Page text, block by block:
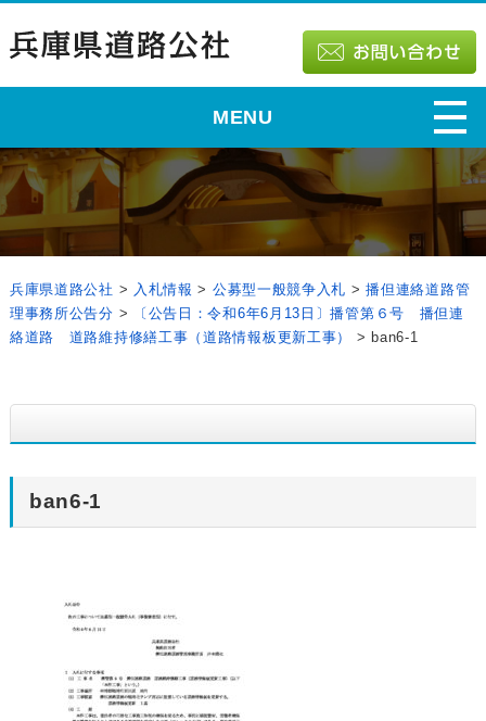
MENU
兵庫県道路公社 > 入札情報 > 公募型一般競争入札 >播但連絡道路管
理事務所公告分 >
〔公告日：令和6年6月13日〕播管第６号 播但連
絡道路 道路維持修繕工事（道路情報板更新工事）
> ban6-1
ban6-1